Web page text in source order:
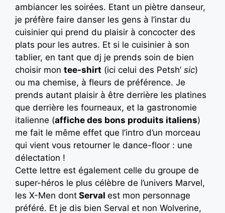
ambiancer les soirées. Etant un piètre danseur,
je préfère faire danser les gens à l’instar du
cuisinier qui prend du plaisir à concocter des
plats pour les autres. Et si le cuisinier à son
tablier, en tant que dj je prends soin de bien
choisir mon tee-shirt (ici celui des Petsh’ sic)
ou ma chemise, à fleurs de préférence. Je
prends autant plaisir à être derrière les platines
que derrière les fourneaux, et la gastronomie
italienne (affiche des bons produits italiens)
me fait le même effet que l’intro d’un morceau
qui vient vous retourner le dance-floor : une
délectation !
Cette lettre est également celle du groupe de
super-héros le plus célèbre de l’univers Marvel,
les X-Men dont Serval est mon personnage
préféré. Et je dis bien Serval et non Wolverine,